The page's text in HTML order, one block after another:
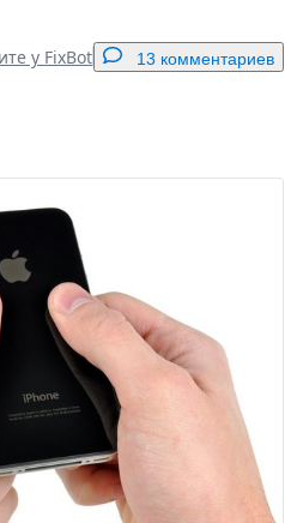
у FixBot 13 комментариев
Оставить комментарий